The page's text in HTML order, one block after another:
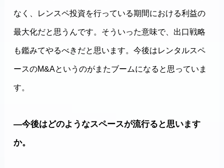
なく、レンスペ投資を行っている期間における利益の
最大化だと思うんです。そういった意味で、出口戦略
も鑑みてやるべきだと思います。今後はレンタルスペ
ースのM&Aというのがまたブームになると思っていま
す。
―今後はどのようなスペースが流行ると思います
か。